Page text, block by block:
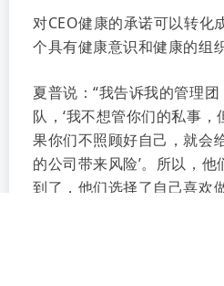
对CEO健康的承诺可以转化
个具有健康意识和健康的组织
夏普说：“我告诉我的管理团
队，‘我不想管你们的私事，
果你们不照顾好自己，就会
的公司带来风险’。所以，他
到了，他们选择了自己喜欢